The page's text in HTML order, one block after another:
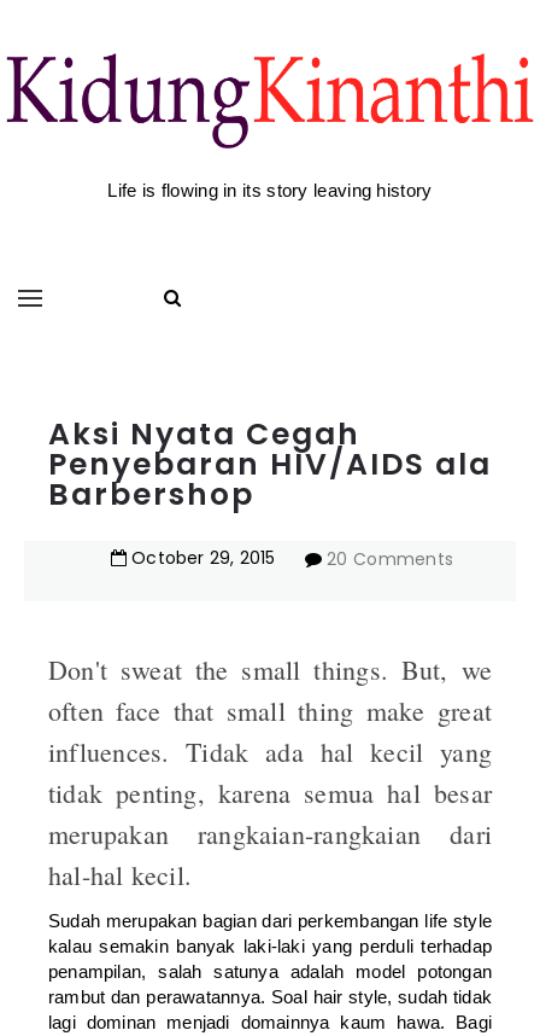
Life is flowing in its story leaving history
Aksi Nyata Cegah
Penyebaran HIV/AIDS ala
Barbershop
October 29, 2015 20 Comments
Don't sweat the small things. But, we
often face that small thing make great
influences. Tidak ada hal kecil yang
tidak penting, karena semua hal besar
merupakan rangkaian-rangkaian dari
hal-hal kecil.
Sudah merupakan bagian dari perkembangan life style
kalau semakin banyak laki-laki yang perduli terhadap
penampilan, salah satunya adalah model potongan
rambut dan perawatannya. Soal hair style, sudah tidak
lagi dominan menjadi domainnya kaum hawa. Bagi